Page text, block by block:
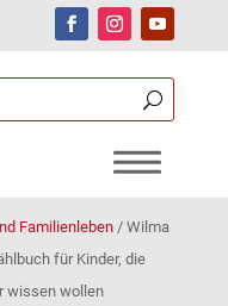
Familienleben/ Wilma
für Kinder, die
wissen wollen